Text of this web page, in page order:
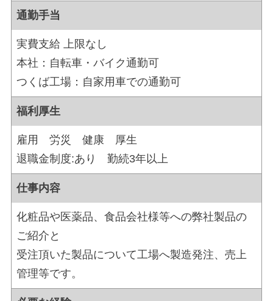
通勤手当
実費支給 上限なし
本社 ：自転車・バイク通勤可
つくば工場：自家用車での通勤可
福利厚生
雇用 労災 健康 厚生
退職金制度:あり 勤続3年以上
仕事内容
化粧品や医薬品、食品会社様等への弊社製品の
ご紹介と
受注頂いた製品について工場へ製造発注、売上
管理等です。